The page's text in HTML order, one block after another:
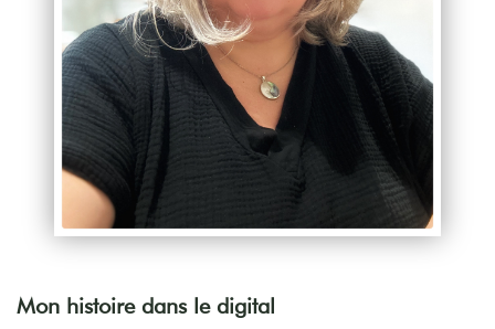
Mon histoire dans le digital